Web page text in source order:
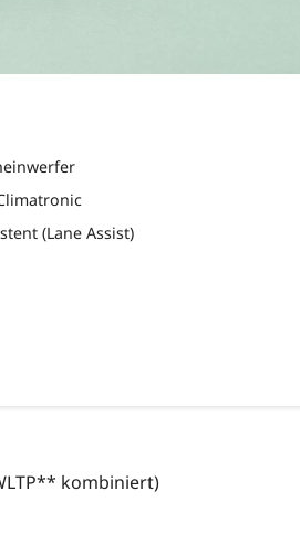
(Lane Assist)
kombiniert)